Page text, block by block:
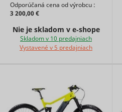
Odporúčaná cena od výrobcu :
3 200,00 €
Nie je skladom v e‑shope
Skladom v 10 predajniach
Vystavené v 5 predajniach